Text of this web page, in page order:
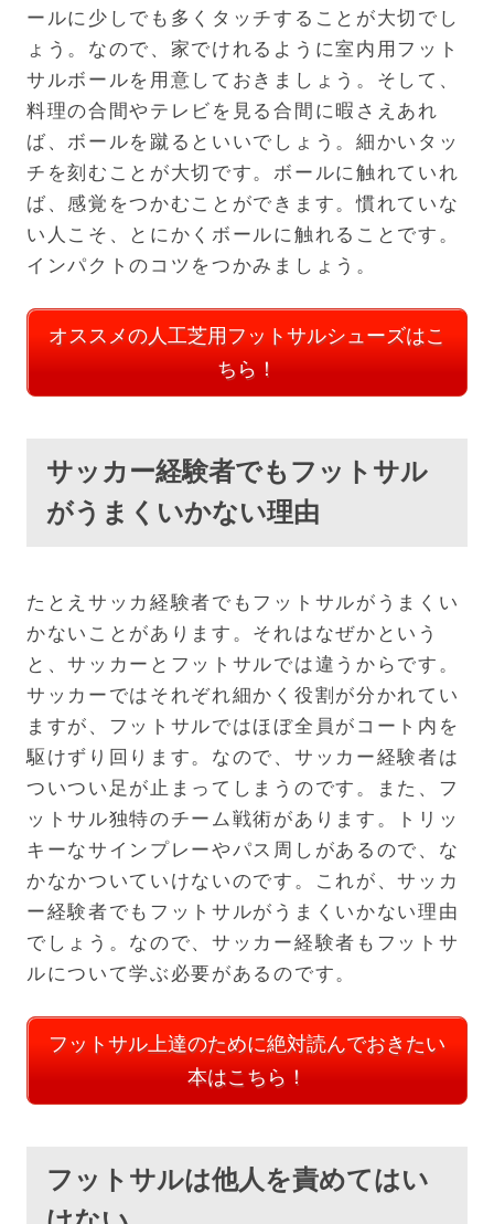
ールに少しでも多くタッチすることが大切でし
ょう。なので、家でけれるように室内用フット
サルボールを用意しておきましょう。そして、
料理の合間やテレビを見る合間に暇さえあれ
ば、ボールを蹴るといいでしょう。細かいタッ
チを刻むことが大切です。ボールに触れていれ
ば、感覚をつかむことができます。慣れていな
い人こそ、とにかくボールに触れることです。
インパクトのコツをつかみましょう。
オススメの人工芝用フットサルシューズはこ
ちら！
サッカー経験者でもフットサル
がうまくいかない理由
たとえサッカ経験者でもフットサルがうまくい
かないことがあります。それはなぜかという
と、サッカーとフットサルでは違うからです。
サッカーではそれぞれ細かく役割が分かれてい
ますが、フットサルではほぼ全員がコート内を
駆けずり回ります。なので、サッカー経験者は
ついつい足が止まってしまうのです。また、フ
ットサル独特のチーム戦術があります。トリッ
キーなサインプレーやパス周しがあるので、な
かなかついていけないのです。これが、サッカ
ー経験者でもフットサルがうまくいかない理由
でしょう。なので、サッカー経験者もフットサ
ルについて学ぶ必要があるのです。
フットサル上達のために絶対読んでおきたい
本はこちら！
フットサルは他人を責めてはい